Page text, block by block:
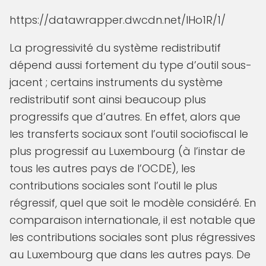
https://datawrapper.dwcdn.net/lHo1R/1/
La progressivité du système redistributif
dépend aussi fortement du type d’outil sous-
jacent ; certains instruments du système
redistributif sont ainsi beaucoup plus
progressifs que d’autres. En effet, alors que
les transferts sociaux sont l’outil sociofiscal le
plus progressif au Luxembourg (à l’instar de
tous les autres pays de l’OCDE), les
contributions sociales sont l’outil le plus
régressif, quel que soit le modèle considéré. En
comparaison internationale, il est notable que
les contributions sociales sont plus régressives
au Luxembourg que dans les autres pays. De